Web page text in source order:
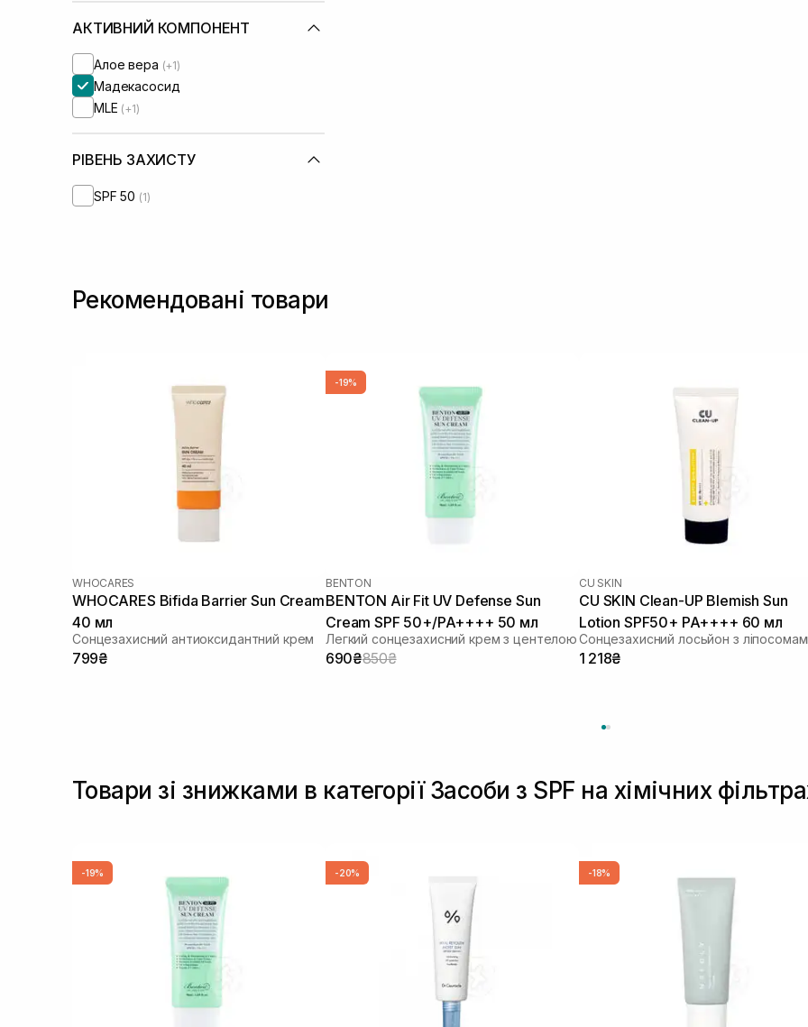
АКТИВНИЙ КОМПОНЕНТ
Алое вера (+1)
Мадекасосид
MLE (+1)
РІВЕНЬ ЗАХИСТУ
SPF 50 (1)
Рекомендовані товари
WHOCARES
WHOCARES Bifida Barrier Sun Cream
40 мл
Сонцезахисний антиоксидантний крем
799₴
-19%
BENTON
BENTON Air Fit UV Defense Sun
Cream SPF 50+/PA++++ 50 мл
Легкий сонцезахисний крем з центелою
690₴850₴
CU SKIN
CU SKIN Clean-UP Blemish Sun
Lotion SPF50+ PA++++ 60 мл
1 218₴
Товари зі знижками в категорії Засоби з SPF на хімічних
-19% -20% -18%